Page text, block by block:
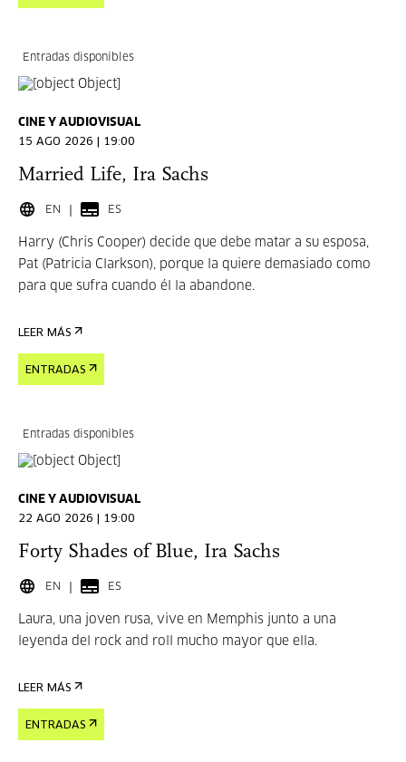
Entradas disponibles
CINE Y AUDIOVISUAL
15 AGO 2026 | 19:00
Married Life, Ira Sachs
EN ES
Harry (Chris Cooper) decide que debe matar a su esposa,
Pat (Patricia Clarkson), porque la quiere demasiado como
para que sufra cuando él la abandone.
LEER MÁS
ENTRADAS
Entradas disponibles
CINE Y AUDIOVISUAL
22 AGO 2026 | 19:00
Forty Shades of Blue, Ira Sachs
EN ES
Laura, una joven rusa, vive en Memphis junto a una
leyenda del rock and roll mucho mayor que ella.
LEER MÁS
ENTRADAS